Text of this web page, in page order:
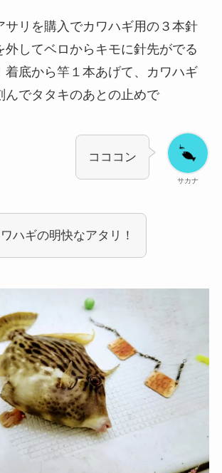
サリを購入でカワハギ用の３本針
外してベロからキモに針先がでる
着底から竿１本あげて、カワハギ
んでタタキのあとの止めで
サカナ
コココン
ハギの明快なアタリ！